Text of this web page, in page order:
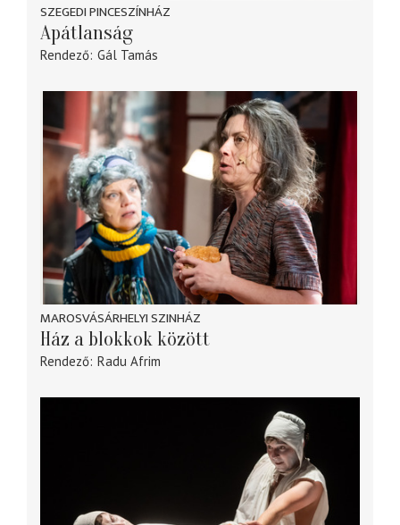
SZEGEDI PINCESZÍNHÁZ
Apátlanság
Rendező Gál Tamás
MAROSVÁSÁRHELYI SZINHÁZ
Ház a blokkok között
Rendező Radu Afrim